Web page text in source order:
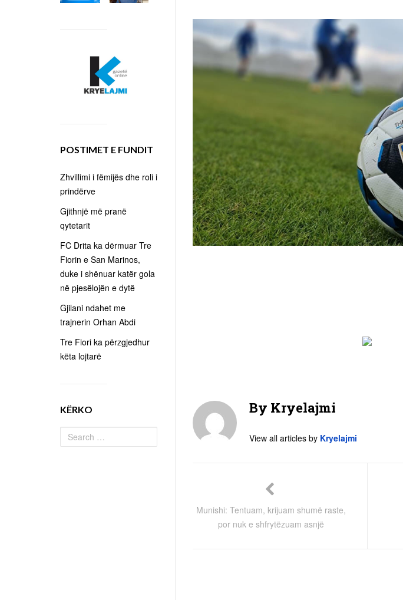
By Kryelajmi
View all articles by Kryelajmi
Munishi: Tentuam, krijuam shumë raste,
por nuk e shfrytëzuam asnjë
POSTIMET E FUNDIT
Zhvillimi i fëmijës dhe roli i
prindërve
Gjithnjë më pranë
qytetarit
FC Drita ka dërmuar Tre
Fiorin e San Marinos,
duke i shënuar katër gola
në pjesëlojën e dytë
Gjilani ndahet me
trajnerin Orhan Abdi
Tre Fiori ka përzgjedhur
këta lojtarë
KËRKO